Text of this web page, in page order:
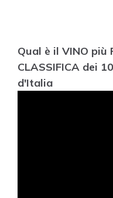
Qual è il VINO più
CLASSIFICA dei
d'Italia